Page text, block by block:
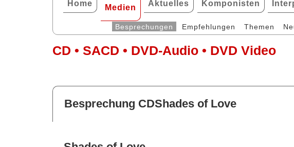
Home Medien Aktuelles Komponisten
Besprechungen Empfehlungen Themen
CD • SACD • DVD-Audio • DVD Video
Besprechung CDShades of Love